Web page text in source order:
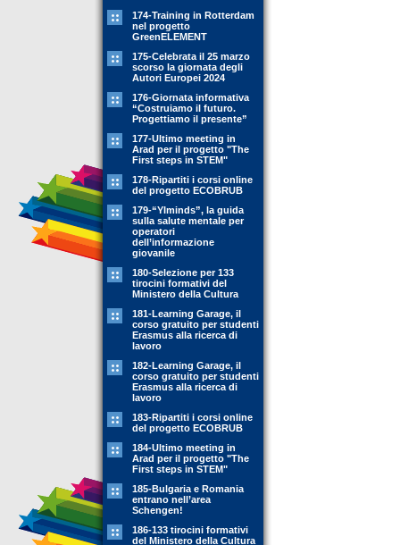
174-Training in Rotterdam
nel progetto
GreenELEMENT
175-Celebrata il 25 marzo
scorso la giornata degli
Autori Europei 2024
176-Giornata informativa
“Costruiamo il futuro.
Progettiamo il presente”
177-Ultimo meeting in
Arad per il progetto "The
First steps in STEM"
178-Ripartiti i corsi online
del progetto ECOBRUB
179-“YIminds”, la guida
sulla salute mentale per
operatori
dell’informazione
giovanile
180-Selezione per 133
tirocini formativi del
Ministero della Cultura
181-Learning Garage, il
corso gratuito per studenti
Erasmus alla ricerca di
lavoro
182-Learning Garage, il
corso gratuito per studenti
Erasmus alla ricerca di
lavoro
183-Ripartiti i corsi online
del progetto ECOBRUB
184-Ultimo meeting in
Arad per il progetto "The
First steps in STEM"
185-Bulgaria e Romania
entrano nell’area
Schengen!
186-133 tirocini formativi
del Ministero della Cultura